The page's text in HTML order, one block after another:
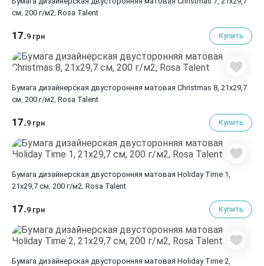
см, 200 г/м2, Rosa Talent
17.9 грн Купить
Бумага дизайнерская двусторонняя матовая Christmas 8, 21х29,7
см, 200 г/м2, Rosa Talent
17.9 грн Купить
Бумага дизайнерская двусторонняя матовая Holiday Time 1,
21х29,7 см, 200 г/м2, Rosa Talent
17.9 грн Купить
Бумага дизайнерская двусторонняя матовая Holiday Time 2,